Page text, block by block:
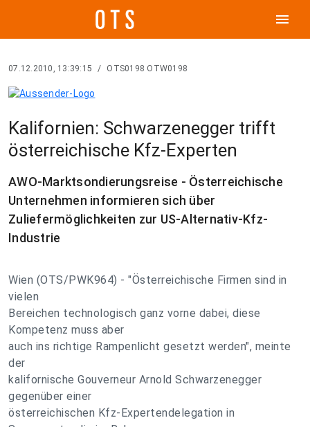
menu
07.12.2010, 13:39:15 / OTS0198 OTW0198
Kalifornien: Schwarzenegger trifft
österreichische Kfz-Experten
AWO-Marktsondierungsreise - Österreichische
Unternehmen informieren sich über
Zuliefermöglichkeiten zur US-Alternativ-Kfz-
Industrie
Wien (OTS/PWK964) - "Österreichische Firmen sind in
vielen
Bereichen technologisch ganz vorne dabei, diese
Kompetenz muss aber
auch ins richtige Rampenlicht gesetzt werden", meinte
der
kalifornische Gouverneur Arnold Schwarzenegger
gegenüber einer
österreichischen Kfz-Expertendelegation in